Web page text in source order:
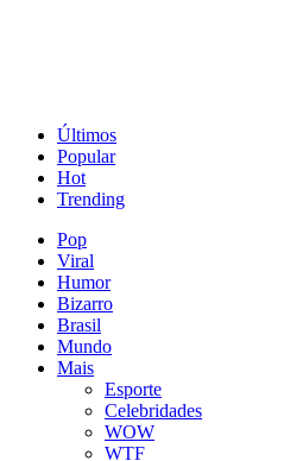
Últimos
Popular
Hot
Trending
Pop
Viral
Humor
Bizarro
Brasil
Mundo
Mais
Esporte
Celebridades
WOW
WTF